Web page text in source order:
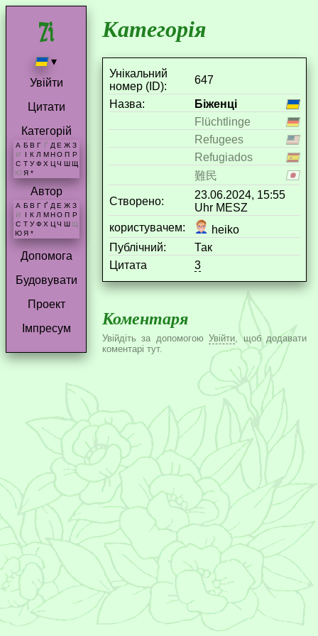
▾
Увійти
Цитати
Категорій
А Б В Г Ґ Д Е Ж З
И
І К Л М Н О П Р
С Т У Ф Х Ц Ч Ш Щ
Ю Я *
Автор
А Б В Г Ґ Д Е Ж З
И
К Л М Н О П Р
С Т У Ф Х Ц Ч Ш Щ
Ю Я *
Допомога
Будовувати
Проект
Імпресум
Категорія
Унікальний
номер (ID):
647
Назва:
Біженці
Flüchtlinge
Refugees
Refugiados
難民
Створено:
23.06.2024, 15:55
Uhr MESZ
користувачем:
heiko
Публічний:
Так
Цитата
3
Коментаря
Увійдіть за допомогоюУвійти , щоб додавати
коментарі тут.